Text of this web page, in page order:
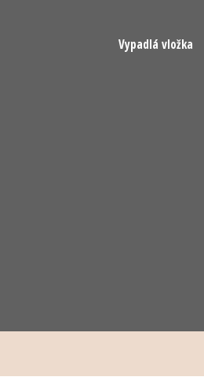
Vypadlá vložka